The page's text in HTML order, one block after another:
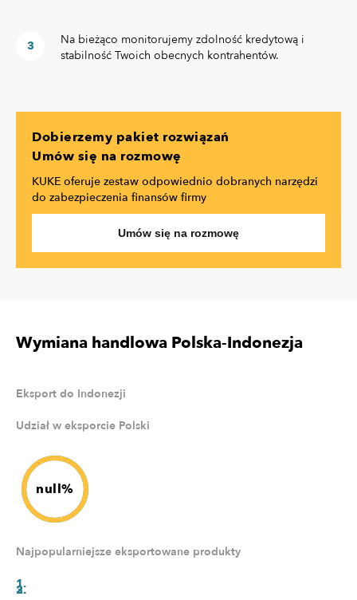
Na bieżąco monitorujemy zdolność kredytową i
stabilność Twoich obecnych kontrahentów.
Dobierzemy pakiet rozwiązań
Umów się na rozmowę
KUKE oferuje zestaw odpowiednio dobranych narzędzi
do zabezpieczenia finansów firmy
Umów się na rozmowę
Wymiana handlowa Polska-Indonezja
Eksport do Indonezji
Udział w eksporcie Polski
null%
Najpopularniejsze eksportowane produkty